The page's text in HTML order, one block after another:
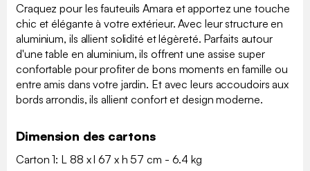
Craquez pour les fauteuils Amara et apportez une touche
chic et élégante à votre extérieur. Avec leur structure en
aluminium, ils allient solidité et légèreté. Parfaits autour
d'une table en aluminium, ils offrent une assise super
confortable pour profiter de bons moments en famille ou
entre amis dans votre jardin. Et avec leurs accoudoirs aux
bords arrondis, ils allient confort et design moderne.
Dimension des cartons
Carton 1: L 88 x l 67 x h 57 cm - 6.4 kg